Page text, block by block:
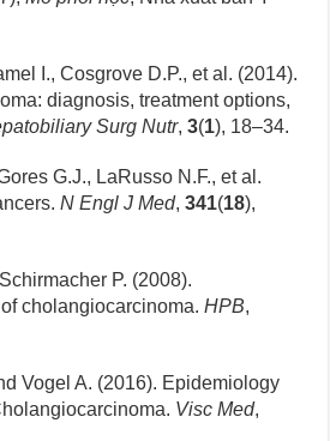
I., Cosgrove D.P., et al. (2014).
diagnosis, treatment options,
Surg Nutr,3(1), 18–34.
G.J., LaRusso N.F., et al.
N Engl J Med,341(18),
P. (2008).
cholangiocarcinoma.HPB,
Vogel A. (2016). Epidemiology
Visc Med,